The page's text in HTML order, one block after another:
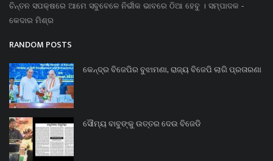
ଚିନ୍ତନ ସପକ୍ଷରେ ଆମେ ସବୁବେଳେ ନିର୍ଭୀକ ଭାବରେ ଠିଆ ହେବୁ । ସମ୍ପାଦକ -
କେଦାର ମିଶ୍ର
RANDOM POSTS
କେନ୍ଦ୍ର ବିଜେପିର ବୁଝାମଣା, ରାଜ୍ୟ ବିଜେପି ଲାଗି ପ୍ରତାରଣା
ସୌମ୍ୟ ବାବୁଙ୍କୁ ଉତ୍ତର ଦେଉ ବିଜେଡି